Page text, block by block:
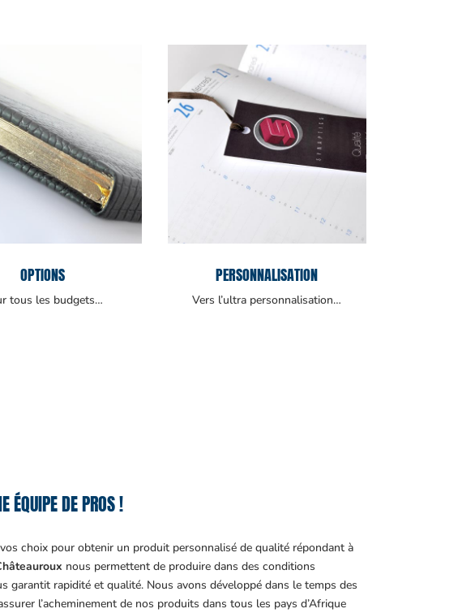
OPTIONS
tous les budgets…
PERSONNALISATION
Vers l’ultra personnalisation…
ÉQUIPE DE PROS !
choix pour obtenir un produit personnalisé de qualité répondant à
nous permettent de produire dans des conditions
garantit rapidité et qualité. Nous avons développé dans le temps des
l’acheminement de nos produits dans tous les pays d’Afrique